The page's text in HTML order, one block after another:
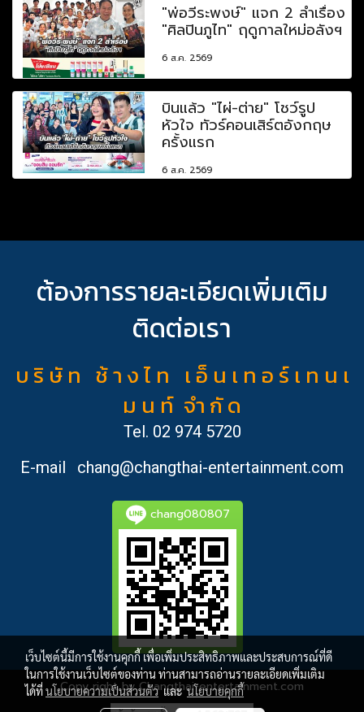
"พ่อวีระพงษ์" แจก 2 ลำเรื่อง
"ศิลปินภูไท" ฤดูกาลใหม่อลังฯ
6 ส.ค. 2569
บินแล้ว "ไผ่-ต่าย" โชว์รูป
หัวใจ ทัวร์คอนเสิร์ตอังกฤษ
ครั้งแรก
6 ส.ค. 2569
ต้องการรายละเอียดเพิ่มเติม
ติดต่อเรา
บ ริ ษั ท ช้ า ง ไ ท เ อ็ น เ ท อ ร์ เ ท น เ
ม น ท์ จำ กั ด
Tel. 02 974 5720
E-mail
chang@changthai-entertainment.com
chang080807
Copy right by Changthai-entertainment.com
เว็บไซต์นี้มีการใช้งานคุกกี้ เพื่อเพิ่มประสิทธิภาพและประสบการณ์ที่ดี
ในการใช้งานเว็บไซต์ของท่าน ท่านสามารถอ่านรายละเอียดเพิ่มเติม
ได้ที่นโยบายความเป็นส่วนตัวและนโยบายคุกกี้